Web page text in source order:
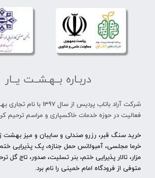
دربـاره بــهـشــت یــار
شرکت آراد باتاب پردیس از
فعالیت در حوزه خدمات خاکسپاری و مراسم ترحیم
خرید سنگ قبر، رزرو صندلی و سایبان و میز بهشت
خرما مجلسی، آمبولانس حمل جنازه، پک پذیرایی
مزار، تالار پذیرایی ختم، بنر تسلیت، صدور، تاج گل
متوفی از فرودگاه امام خمینی را نام برد.